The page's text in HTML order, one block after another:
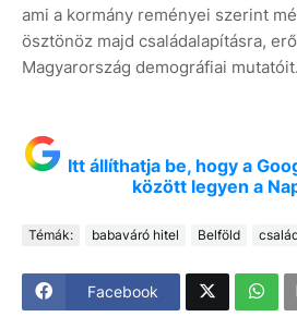
ami a kormány reményei szerint
ösztönöz majd családalapításra,
Magyarország demográfiai mutatóit.
Itt állíthatja be, hogy a
között legyen a
Témák: babaváró hitel Belföld
Facebook